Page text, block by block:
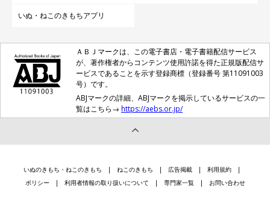
いぬ・ねこのきもちアプリ
ＡＢＪマークは、この電子書店・電子書籍配信サービス
が、著作権者からコンテンツ使用許諾を得た正規版配信サ
ービスであることを示す登録商標（登録番号 第11091003
号）です。
ABJマークの詳細、ABJマークを掲示しているサービスの一
覧はこちら→ https://aebs.or.jp/
いぬのきもち・ねこのきもち ねこのきもち 広告掲載
利用規約
ポリシー
利用者情報の取り扱いについて 専門家一覧 お問い合わせ